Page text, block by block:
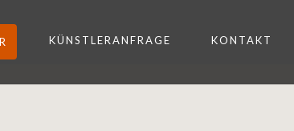
KÜNSTLERANFRAGE KONTAKT